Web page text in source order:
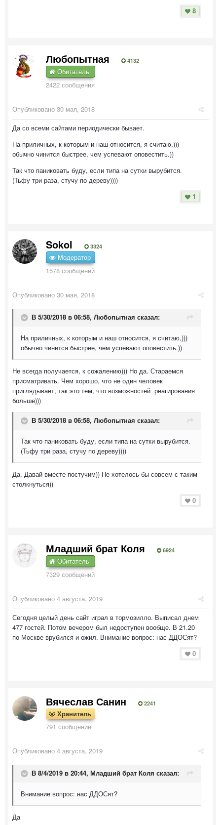
8
Любопытная 4132
Обитатель
2422 сообщения
Опубликовано 30 мая, 2018
Да со всеми сайтами периодически бывает.
На приличных, к которым и наш относится, я считаю,)))
обычно чинится быстрее, чем успевают оповестить.))
Так что паниковать буду, если типа на сутки вырубится.
(Тьфу три раза, стучу по дереву))))
1
Sokol 3324
Модератор
1578 сообщений
Опубликовано 30 мая, 2018
В 5/30/2018 в 06:58, Любопытная сказал:
На приличных, к которым и наш относится, я считаю,)))
обычно чинится быстрее, чем успевают оповестить.))
Не всегда получается, к сожалению))) Но да. Стараемся
присматривать. Чем хорошо, что не один человек
приглядывает, так это тем, что возможностей реагирования
больше)))
В 5/30/2018 в 06:58, Любопытная сказал:
Так что паниковать буду, если типа на сутки вырубится.
(Тьфу три раза, стучу по дереву))))
Да. Давай вместе постучим)) Не хотелось бы совсем с таким
столкнуться))
0
Младший брат Коля 6924
Обитатель
7329 сообщений
Опубликовано 4 августа, 2019
Сегодня целый день сайт играл в тормозилло. Выписал днем
477 гостей. Потом вечером был недоступен вообще. В 21.20
по Москве врубился и ожил. Внимание вопрос: нас ДДОСят?
0
Вячеслав Санин 2241
Хранитель
791 сообщение
Опубликовано 4 августа, 2019
В 8/4/2019 в 20:44, Младший брат Коля сказал:
Внимание вопрос: нас ДДОСят?
Да